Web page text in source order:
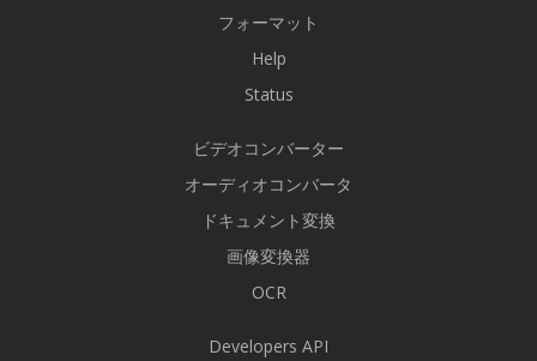
フォーマット
Help
Status
ビデオコンバーター
オーディオコンバータ
ドキュメント変換
画像変換器
OCR
Developers API